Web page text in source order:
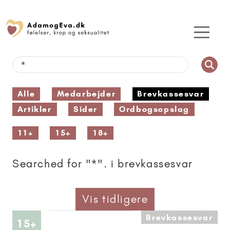
Alle Medarbejder
Brevkassesvar
Artikler
Sider Ordbogsopslag
11+ 15+ 18+
Searched for "*". i brevkassesvar
Vis tidligere
15+ Artikler anbefalet til 15+Brevkassesvar